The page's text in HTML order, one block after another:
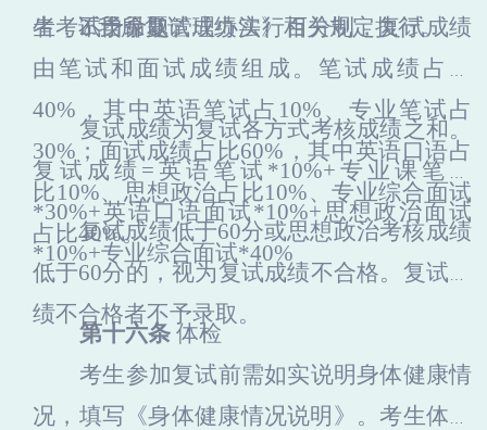
者，不予录取。
生考试自命题管理办法》相关规定执行。
2.我所复试成绩实行百分制，复试成绩
由笔试和面试成绩组成。笔试成绩占比
40%，其中英语笔试占10%、专业笔试占
30%；面试成绩占比60%，其中英语口语占
比10%、思想政治占比10%、专业综合面试
占比40%。
复试成绩为复试各方式考核成绩之和。
复试成绩 =英语笔试*10%+专业课笔试
*30%+英语口语面试*10%+思想政治面试
*10%+专业综合面试*40%
复试成绩低于60分或思想政治考核成绩
低于60分的，视为复试成绩不合格。复试成
绩不合格者不予录取。
第十六条 体检
考生参加复试前需如实说明身体健康情
况，填写《身体健康情况说明》。考生体检